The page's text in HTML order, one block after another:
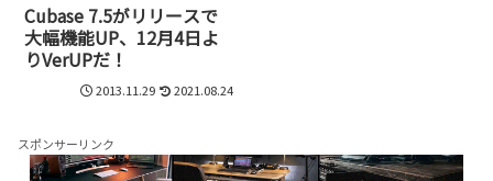
Cubase 7.5がリリースで
大幅機能UP、12月4日よ
りVerUPだ！
2013.11.29 2021.08.24
スポンサーリンク